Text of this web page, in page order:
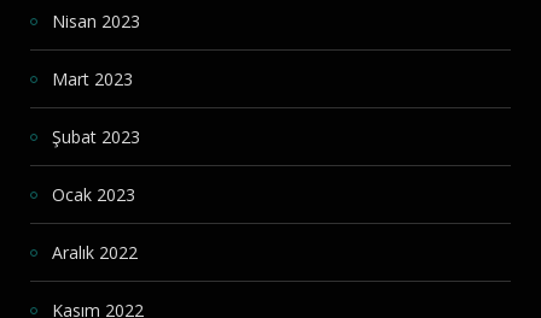
Nisan 2023
Mart 2023
Şubat 2023
Ocak 2023
Aralık 2022
Kasım 2022